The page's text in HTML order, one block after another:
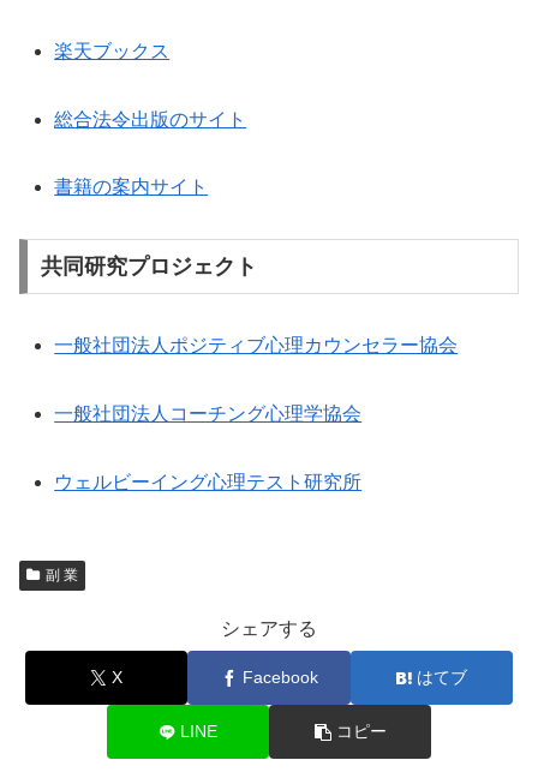
楽天ブックス
総合法令出版のサイト
書籍の案内サイト
共同研究プロジェクト
一般社団法人ポジティブ心理カウンセラー協会
一般社団法人コーチング心理学協会
ウェルビーイング心理テスト研究所
副 業
シェアする
X Facebook はてブ
LINE コピー